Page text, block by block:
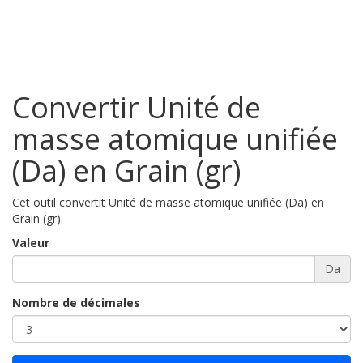
Convertir Unité de
masse atomique unifiée
(Da) en Grain (gr)
Cet outil convertit Unité de masse atomique unifiée (Da) en
Grain (gr).
Valeur
Da
Nombre de décimales